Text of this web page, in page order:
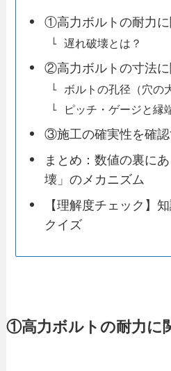
①高力ボルトの耐力に
遅れ破壊とは？
②高力ボルトの寸法に
ボルトの孔径（穴の
ピッチ・ゲージと縁
③施工の確実性を確認
まとめ：数値の裏に
壊」のメカニズム
【理解度チェック】
クイズ
①高力ボルトの耐力に